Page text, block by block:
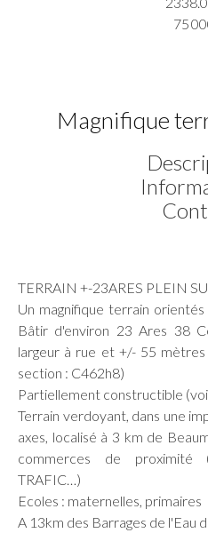
75
Magnifique
TERRAIN +-23ARES PLEIN
Un magnifique terrain
Bâtir d'environ 23 Ares 38
largeur à rue et +/- 55
section : C462h8)
Partiellement constructible
Terrain verdoyant, dans une
axes, localisé à 3 km de
commerces de proximité
TRAFIC…)
Ecoles : maternelles, primaires
A 13km des Barrages de l'Eau